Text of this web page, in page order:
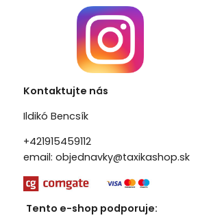
Kontaktujte nás
Ildikó Bencsík
+421915459112
email: objednavky@taxikashop.sk
Tento e-shop podporuje: